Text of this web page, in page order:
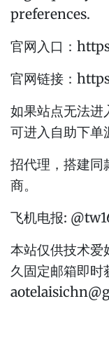
preferences.
官网入口：
官网链接：
如果站点无法进
可进入自助下单
招代理，搭建同
商。
飞机电报:
本站仅供技术爱
久固定邮箱即时